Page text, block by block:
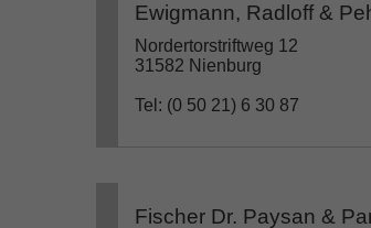
Ewigmann, Radloff &
Nordertorstriftweg 12
31582 Nienburg
Tel: (0 50 21) 6 30 87
Fischer Dr. Paysan &